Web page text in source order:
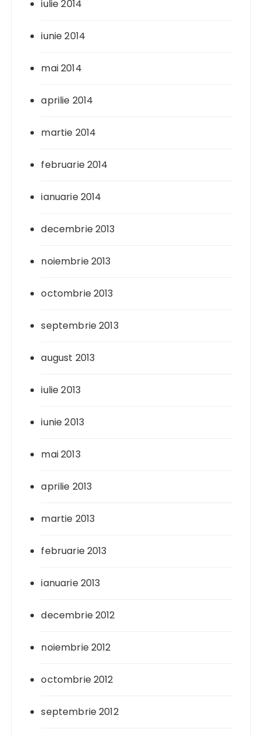
iulie 2014
iunie 2014
mai 2014
aprilie 2014
martie 2014
februarie 2014
ianuarie 2014
decembrie 2013
noiembrie 2013
octombrie 2013
septembrie 2013
august 2013
iulie 2013
iunie 2013
mai 2013
aprilie 2013
martie 2013
februarie 2013
ianuarie 2013
decembrie 2012
noiembrie 2012
octombrie 2012
septembrie 2012